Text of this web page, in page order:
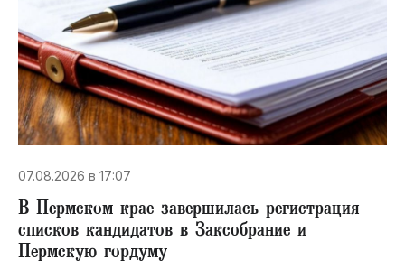
07.08.2026 в 17:07
В Пермском крае завершилась регистрация
списков кандидатов в Заксобрание и
Пермскую гордуму